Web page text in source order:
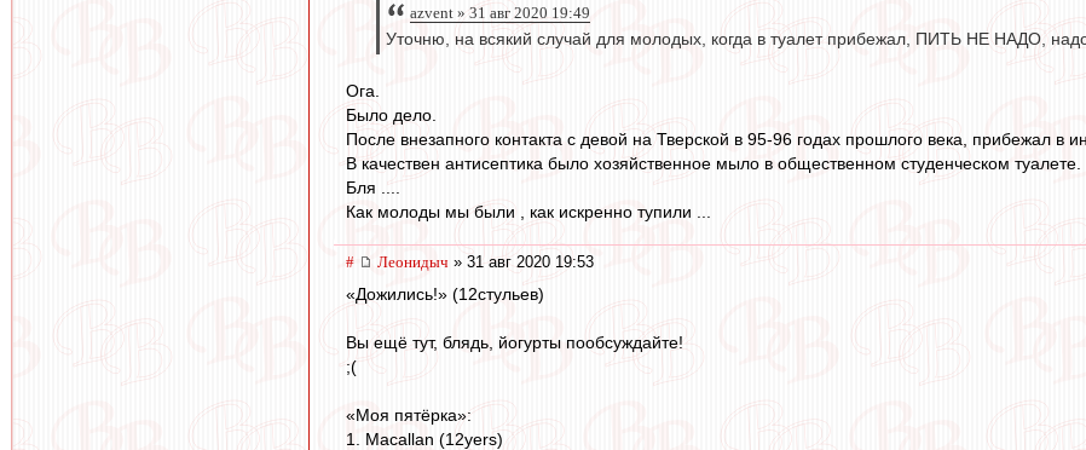
azvent » 31 авг 2020 19:49
Уточню, на всякий случай для молодых, когда в туалет прибежал, ПИТЬ НЕ НАДО,
Ога.
Было дело.
После внезапного контакта с девой на Тверской в 95-96 годах прошлого века, прибежал в
В качествен антисептика было хозяйственное мыло в общественном студенческом туалете.
Бля ....
Как молоды мы были , как искренно тупили ...
# Леонидыч » 31 авг 2020 19:53
«Дожились!» (12стульев)
Вы ещё тут, блядь, йогурты пообсуждайте!
;(
«Моя пятёрка»:
1. Macallan (12yers)